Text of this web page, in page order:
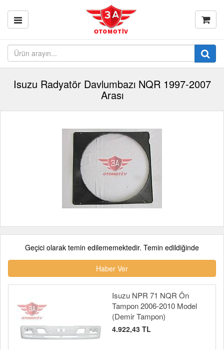
Isuzu Radyatör Davlumbazı NQR 1997-2007
Arası
Geçici olarak temin edilememektedir. Temin edildiğinde
Haber Ver
Isuzu NPR 71 NQR Ön
Tampon 2006-2010 Model
(Demir Tampon)
4.922,43 TL